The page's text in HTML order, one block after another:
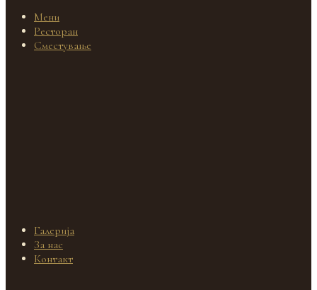
Мени
Ресторан
Сместување
Галерија
За нас
Контакт